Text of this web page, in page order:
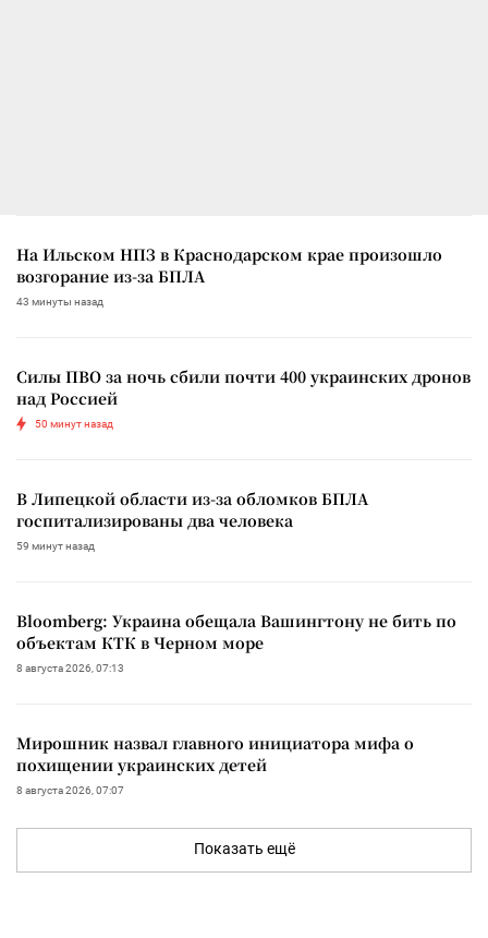
На Ильском НПЗ в Краснодарском крае произошло
возгорание из-за БПЛА
43 минуты назад
Силы ПВО за ночь сбили почти 400 украинских дронов
над Россией
50 минут назад
В Липецкой области из-за обломков БПЛА
госпитализированы два человека
59 минут назад
Bloomberg: Украина обещала Вашингтону не бить по
объектам КТК в Черном море
8 августа 2026, 07:13
Мирошник назвал главного инициатора мифа о
похищении украинских детей
8 августа 2026, 07:07
Показать ещё